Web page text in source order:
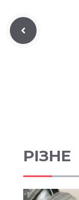
РІЗНЕ